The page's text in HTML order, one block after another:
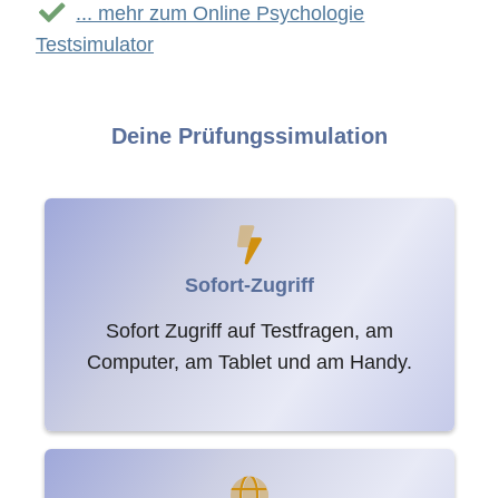
... mehr zum Online Psychologie
Testsimulator
Deine Prüfungssimulation
Sofort-Zugriff
Sofort Zugriff auf Testfragen, am
Computer, am Tablet und am Handy.